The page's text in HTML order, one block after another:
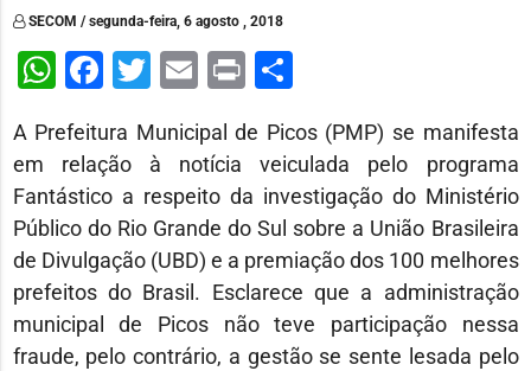
SECOM / segunda-feira, 6 agosto , 2018
WhatsApp
Facebook
Twitter
Email
PrintShare
A Prefeitura Municipal de Picos (PMP) se manifesta
em relação à notícia veiculada pelo programa
Fantástico a respeito da investigação do Ministério
Público do Rio Grande do Sul sobre a União Brasileira
de Divulgação (UBD) e a premiação dos 100 melhores
prefeitos do Brasil. Esclarece que a administração
municipal de Picos não teve participação nessa
fraude, pelo contrário, a gestão se sente lesada pelo